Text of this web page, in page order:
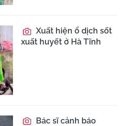
Xuất hiện ổ dịch sốt
xuất huyết ở Hà Tĩnh
Bác sĩ cảnh báo